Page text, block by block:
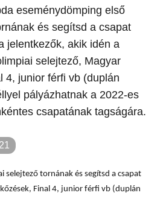
eseménydömping első
és segítsd a csapat
jelentkezők, akik idén a
selejtező, Magyar
4, junior férfi vb (duplán
pályázhatnak a 2022-es
csapatának tagságára.
selejtező tornának és segítsd a csapat
Final 4, junior férfi vb (duplán